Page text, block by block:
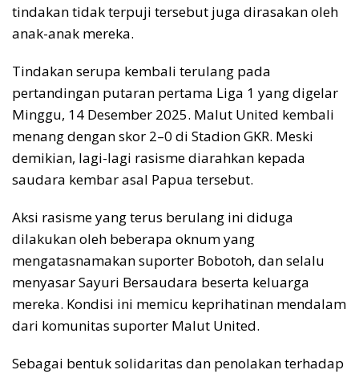
tindakan tidak terpuji tersebut juga dirasakan oleh
anak-anak mereka.
Tindakan serupa kembali terulang pada
pertandingan putaran pertama Liga 1 yang digelar
Minggu, 14 Desember 2025. Malut United kembali
menang dengan skor 2–0 di Stadion GKR. Meski
demikian, lagi-lagi rasisme diarahkan kepada
saudara kembar asal Papua tersebut.
Aksi rasisme yang terus berulang ini diduga
dilakukan oleh beberapa oknum yang
mengatasnamakan suporter Bobotoh, dan selalu
menyasar Sayuri Bersaudara beserta keluarga
mereka. Kondisi ini memicu keprihatinan mendalam
dari komunitas suporter Malut United.
Sebagai bentuk solidaritas dan penolakan terhadap